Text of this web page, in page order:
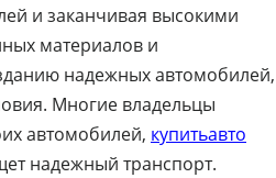
и заканчивая высокими
материалов и
надежных автомобилей,
Многие владельцы
автомобилей, купитьавто
надежный транспорт.